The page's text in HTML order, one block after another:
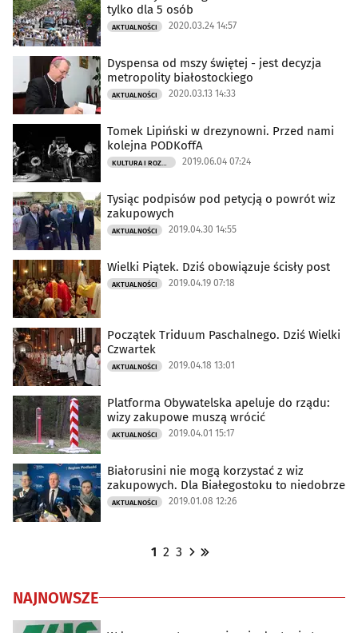
tylko dla 5 osób
AKTUALNOŚCI 2020.03.24 14:57
Dyspensa od mszy świętej - jest decyzja
metropolity białostockiego
AKTUALNOŚCI 2020.03.13 14:33
Tomek Lipiński w drezynowni. Przed nami
kolejna PODKoffA
2019.06.04 07:24
Tysiąc podpisów pod petycją o powrót wiz
zakupowych
AKTUALNOŚCI 2019.04.30 14:55
Wielki Piątek. Dziś obowiązuje ścisły post
AKTUALNOŚCI 2019.04.19 07:18
Początek Triduum Paschalnego. Dziś Wielki
Czwartek
AKTUALNOŚCI 2019.04.18 13:01
Platforma Obywatelska apeluje do rządu:
wizy zakupowe muszą wrócić
AKTUALNOŚCI 2019.04.01 15:17
Białorusini nie mogą korzystać z wiz
zakupowych. Dla Białegostoku to niedobrze
AKTUALNOŚCI 2019.01.08 12:26
1 2 3
NAJNOWSZE